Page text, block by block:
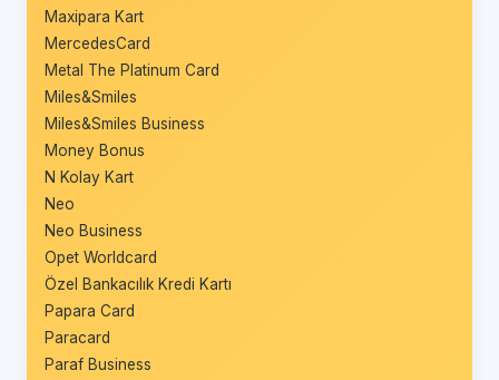
Maxipara Kart
MercedesCard
Metal The Platinum Card
Miles&Smiles
Miles&Smiles Business
Money Bonus
N Kolay Kart
Neo
Neo Business
Opet Worldcard
Özel Bankacılık Kredi Kartı
Papara Card
Paracard
Paraf Business